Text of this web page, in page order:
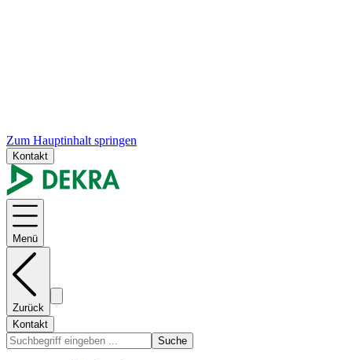
Zum Hauptinhalt springen
Kontakt
Menü
Zurück
Kontakt
Suche